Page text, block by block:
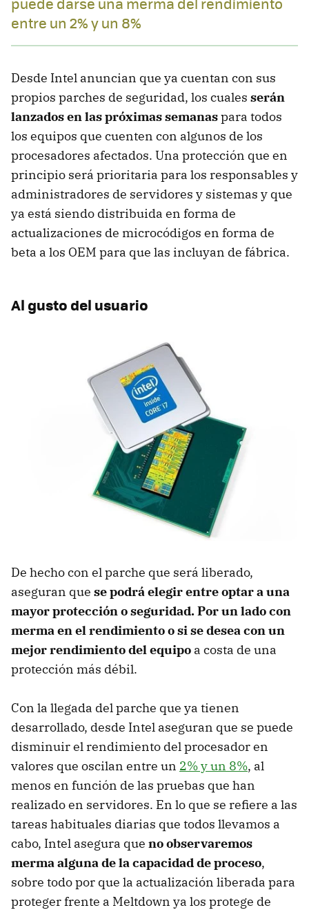
entre un 2% y un 8%
Desde Intel anuncian que ya cuentan con sus
propios parches de seguridad, los cuales serán
lanzados en las próximas semanaspara todos
los equipos que cuenten con algunos de los
procesadores afectados. Una protección que en
principio será prioritaria para los responsables y
administradores de servidores y sistemas y que
ya está siendo distribuida en forma de
actualizaciones de microcódigos en forma de
beta a los OEM para que las incluyan de fábrica.
Al gusto del usuario
De hecho con el parche que será liberado,
aseguran que se podrá elegir entre optar a una
mayor protección o seguridad. Por un lado con
merma en el rendimiento o si se desea con un
mejor rendimiento del equipo a costa de una
protección más débil.
Con la llegada del parche que ya tienen
desarrollado, desde Intel aseguran que se puede
disminuir el rendimiento del procesador en
valores que oscilan entre un 2% y un 8%, al
menos en función de las pruebas que han
realizado en servidores. En lo que se refiere a las
tareas habituales diarias que todos llevamos a
cabo, Intel asegura que no observaremos
merma alguna de la capacidad de proceso,
sobre todo por que la actualización liberada para
proteger frente a Meltdown ya los protege de